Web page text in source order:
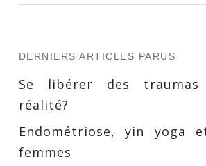
DERNIERS ARTICLES PARUS
Se libérer des
réalité?
Endométriose, yin yoga
femmes